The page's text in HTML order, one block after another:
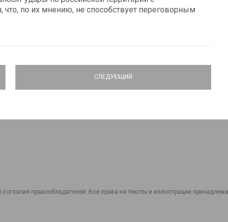
по их мнению, не способствует переговорным
СЛЕДУЮЩИЙ
правообладателей. Все права на тексты и иллюстрации